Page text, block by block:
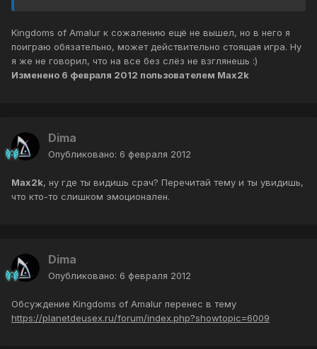
Kingdoms of Amalur к сожалению ещё не вышел, но в него я
поиграю обязательно, может действительно стоящая игра. Ну
я же не говорил, что на все без слёз не взглянешь :)
Изменено 6 февраля 2012 пользователем Max2k
Dima
Опубликовано: 6 февраля 2012
Max2k, ну где ты видишь срач? Перечитай тему и ты увидишь,
что кто-то слишком эмоционален.
Dima
Опубликовано: 6 февраля 2012
Обсуждение Kingdoms of Amalur перенес в тему
https://planetdeusex.ru/forum/index.php?showtopic=6009